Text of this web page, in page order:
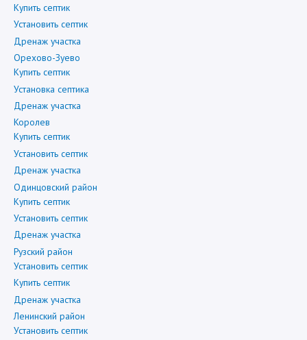
Купить септик
Установить септик
Дренаж участка
Орехово-Зуево
Купить септик
Установка септика
Дренаж участка
Королев
Купить септик
Установить септик
Дренаж участка
Одинцовский район
Купить септик
Установить септик
Дренаж участка
Рузский район
Установить септик
Купить септик
Дренаж участка
Ленинский район
Установить септик